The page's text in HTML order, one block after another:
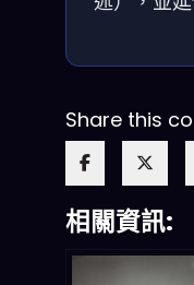
Share this
相關資訊: